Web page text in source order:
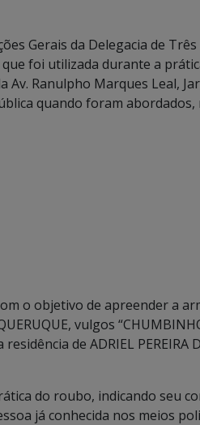
Gerais da Delegacia de
foi utilizada durante a
Ranulpho Marques Leal,
quando foram abordados,
o objetivo de apreender a
vulgos
de ADRIEL PEREIRA
do roubo, indicando seu
já conhecida nos meios